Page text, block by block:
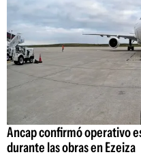
Ancap confirmó operativo
durante las obras en Ezeiza